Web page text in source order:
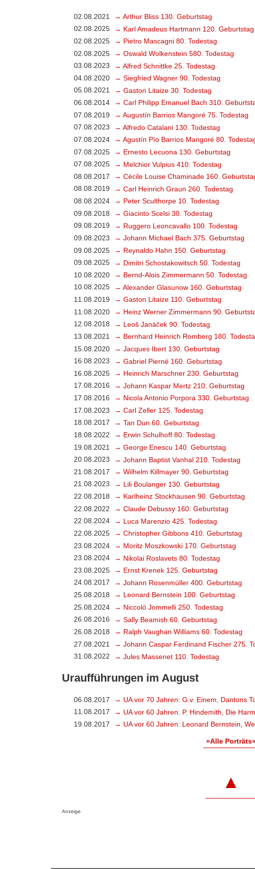
02.08.2021
→ Arthur Bliss 130. Geburtstag
02.08.2025
→ Karl Amadeus Hartmann 120. Geburtstag
02.08.2025
→ Pietro Mascagni 80. Todestag
02.08.2025
→ Oswald Wolkenstein 580. Todestag
03.08.2023
→ Alfred Schnittke 25. Todestag
04.08.2020
→ Siegfried Wagner 90. Todestag
05.08.2021
→ Gaston Litaize 30. Todestag
06.08.2014
→ Carl Philipp Emanuel Bach 310.
07.08.2019
→ Augustín Barrios Mangoré 75. Todestag
07.08.2023
→ Alfredo Catalani 130. Todestag
07.08.2024
→ Agustín Pío Barrios Mangoré 80.
07.08.2025
→ Ernesto Lecuona 130. Geburtstag
07.08.2025
→ Melchior Vulpius 410. Todestag
08.08.2017
→ Cécile Louise Chaminade 160.
08.08.2019
→ Carl Heinrich Graun 260. Todestag
08.08.2024
→ Peter Sculthorpe 10. Todestag
09.08.2018
→ Giacinto Scelsi 30. Todestag
09.08.2019
→ Ruggero Leoncavallo 100. Todestag
09.08.2023
→ Johann Michael Bach 375. Geburtstag
09.08.2025
→ Reynaldo Hahn 150. Geburtstag
09.08.2025
→ Dimitri Schostakowitsch 50. Todestag
10.08.2020
→ Bernd-Alois Zimmermann 50. Todestag
10.08.2025
→ Alexander Glasunow 160. Geburtstag
11.08.2019
→ Gaston Litaize 110. Geburtstag
11.08.2020
→ Heinz Werner Zimmermann 90.
12.08.2018
→ Leoš Janáček 90. Todestag
13.08.2021
→ Bernhard Heinrich Romberg 180.
15.08.2020
→ Jacques Ibert 130. Geburtstag
16.08.2023
→ Gabriel Pierné 160. Geburtstag
16.08.2025
→ Heinrich Marschner 230. Geburtstag
17.08.2016
→ Johann Kaspar Mertz 210. Geburtstag
17.08.2016
→ Nicola Antonio Porpora 330. Geburtstag
17.08.2023
→ Carl Zeller 125. Todestag
18.08.2017
→ Tan Dun 60. Geburtstag
18.08.2022
→ Erwin Schulhoff 80. Todestag
19.08.2021
→ George Enescu 140. Geburtstag
20.08.2023
→ Johann Baptist Vanhal 210. Todestag
21.08.2017
→ Wilhelm Killmayer 90. Geburtstag
21.08.2023
→ Lili Boulanger 130. Geburtstag
22.08.2018
→ Karlheinz Stockhausen 90. Geburtstag
22.08.2022
→ Claude Debussy 160. Geburtstag
22.08.2024
→ Luca Marenzio 425. Todestag
22.08.2025
→ Christopher Gibbons 410. Geburtstag
23.08.2024
→ Moritz Moszkowski 170. Geburtstag
23.08.2024
→ Nikolai Roslavets 80. Todestag
23.08.2025
→ Ernst Krenek 125. Geburtstag
24.08.2017
→ Johann Rosenmüller 400. Geburtstag
25.08.2018
→ Leonard Bernstein 100. Geburtstag
25.08.2024
→ Niccolò Jommelli 250. Todestag
26.08.2016
→ Sally Beamish 60. Geburtstag
26.08.2018
→ Ralph Vaughan Williams 60. Todestag
27.08.2021
→ Johann Caspar Ferdinand Fischer 275.
31.08.2022
→ Jules Massenet 110. Todestag
Uraufführungen im August
06.08.2017
→ UA vor 70 Jahren: G.v. Einem, Dantons
11.08.2017
→ UA vor 60 Jahren: P. Hindemith, Die
19.08.2017
→ UA vor 60 Jahren: Leonard Bernstein,
»Alle Porträts«
▲
Anzeige